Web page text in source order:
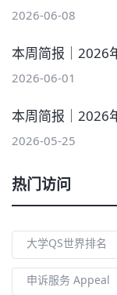
2026-06-08
本周简报｜2026
2026-06-01
本周简报｜2026
2026-05-25
热门访问
大学QS世界排名
申诉服务 Appeal